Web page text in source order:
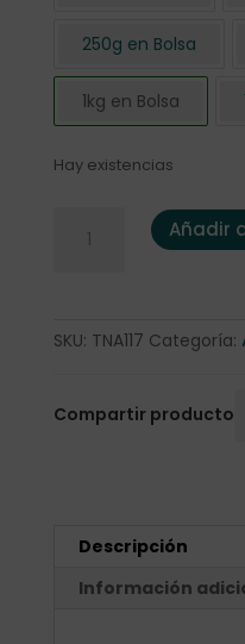
250g en Bolsa
1kg en Bolsa
Hay existencias
*Té negro Navidad
Añadir
SKU: TNA117 Categoría:
Compartir producto
Descripción
Información